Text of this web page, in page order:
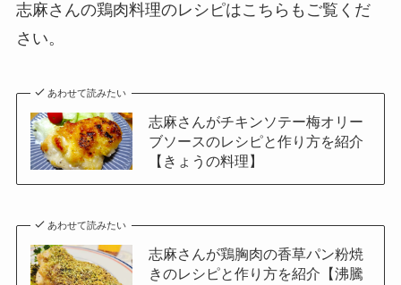
志麻さんの鶏肉料理のレシピはこちらもご覧くだ
さい。
あわせて読みたい
志麻さんがチキンソテー梅オリー
ブソースのレシピと作り方を紹介
【きょうの料理】
あわせて読みたい
志麻さんが鶏胸肉の香草パン粉焼
きのレシピと作り方を紹介【沸騰